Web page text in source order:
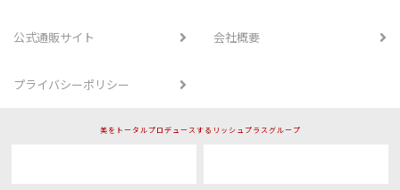
公式通販サイト 会社概要
プライバシーポリシー
美をトータルプロデュースするリッシュプラスグループ